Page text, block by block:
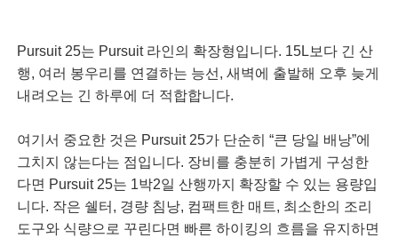
Pursuit 25는 Pursuit 라인의 확장형입니다. 15L보다 긴 산
행, 여러 봉우리를 연결하는 능선, 새벽에 출발해 오후 늦게
내려오는 긴 하루에 더 적합합니다.
여기서 중요한 것은 Pursuit 25가 단순히 “큰 당일 배낭”에
그치지 않는다는 점입니다. 장비를 충분히 가볍게 구성한
다면 Pursuit 25는 1박2일 산행까지 확장할 수 있는 용량입
니다. 작은 쉘터, 경량 침낭, 컴팩트한 매트, 최소한의 조리
도구와 식량으로 꾸린다면 빠른 하이킹의 흐름을 유지하면